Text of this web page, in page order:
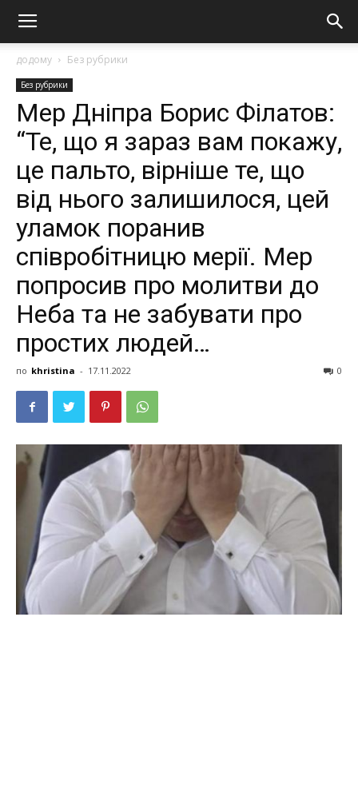
додому Без рубрики
Без рубрики
Мер Дніпра Борис Філатов:
“Те, що я зараз вам покажу,
це пальто, вірніше те, що
від нього залишилося, цей
уламок поранив
співробітницю мерії. Мер
попросив про молитви до
Неба та не забувати про
простих людей…
по khristina - 17.11.2022 0